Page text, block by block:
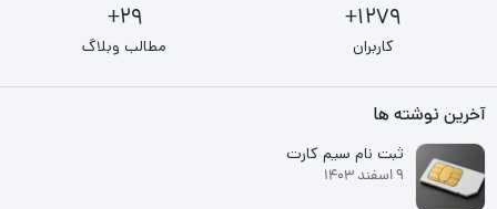
1279+
کاربران
29+
مطالب وبلاگ
آخرین نوشته ها
ثبت نام سیم کارت
9 اسفند 1403